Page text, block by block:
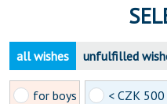
all wishes unfulfilled
for boys
< CZK 500